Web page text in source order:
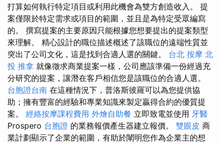
打算如何執行特定項目或利用此機會為雙方創造收入。 提
案僅限於特定需求或項目的範圍，並且是為特定受眾編寫
的。 撰寫提案的主要原因只能根據您想要提出的提案類型
來理解。 精心設計的職位描述概述了該職位的遠端性質並
突出了公司文化，這是找到合適人選的關鍵。 台北 按摩 北
投 推拿 就像徵求商業提案一樣，公司應該準備一份經過充
分研究的提案，讓潛在客戶相信您是該職位的合適人選。
台胞證台南 在這種情況下，普洛斯彼羅可以為您提供協
助；擁有豐富的經驗和專業知識來製定贏得合約的優質提
案。 經絡按摩課程費用 外燴自助餐 立即致電並使用 牙醫
Prospero 台胞證 的業務報價產生器建立報價。 雙眼皮 商
業計劃顯示了企業的範圍，有助於闡明您作為企業主的想